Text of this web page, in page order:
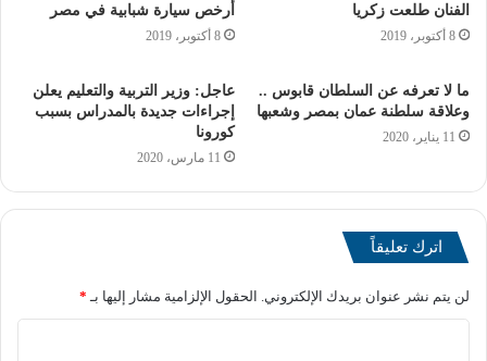
الفنان طلعت زكريا
8 أكتوبر، 2019
أرخص سيارة شبابية في مصر
8 أكتوبر، 2019
ما لا تعرفه عن السلطان قابوس ..
وعلاقة سلطنة عمان بمصر وشعبها
11 يناير، 2020
عاجل: وزير التربية والتعليم يعلن
إجراءات جديدة بالمدراس بسبب
كورونا
11 مارس، 2020
اترك تعليقاً
لن يتم نشر عنوان بريدك الإلكتروني. الحقول الإلزامية مشار إليها بـ *